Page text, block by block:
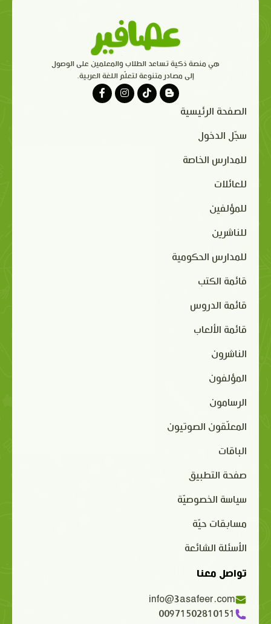
هي منصة ذكية تساعد الطلاب والمعلمين على الوصول
إلى مصادر متنوعة لتعلّم اللغة العربية.
الصفحة الرئيسية
سجّل الدخول
للمدارس الخاصة
للعائلات
للمؤلفين
للناشرين
للمدارس الحكومية
قائمة الكتب
قائمة الدروس
قائمة الألعاب
الناشرون
المؤلفون
الرسامون
المعلّقون الصوتيون
الباقات
صفحة التطبيق
سياسة الخصوصيّة
مسابقات حيّة
الأسئلة الشائعة
تواصل معنا
info@3asafeer.com
00971502810151